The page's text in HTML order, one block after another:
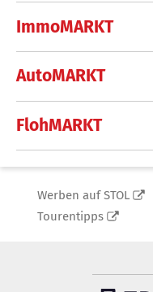
ImmoMARKT
AutoMARKT
FlohMARKT
Werben auf STOL
Tourentipps